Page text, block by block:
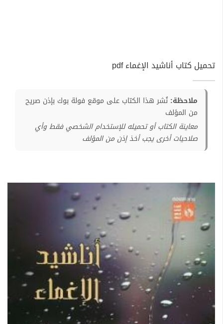
تحميل كتاب أناشيد الإغماء pdf
ملاحظة: نُشر هذا الكتاب على موقع فولة بوك بإذن صريح
من المؤلف
معاينة الكتاب أو تحميله للإستخدام الشخصي فقط وأي
صلاحيات أخرى يجب أخذ إذن من المؤلف